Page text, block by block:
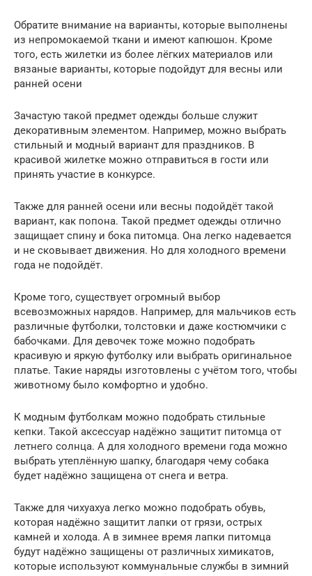
Обратите внимание на варианты, которые выполнены
из непромокаемой ткани и имеют капюшон. Кроме
того, есть жилетки из более лёгких материалов или
вязаные варианты, которые подойдут для весны или
ранней осени
Зачастую такой предмет одежды больше служит
декоративным элементом. Например, можно выбрать
стильный и модный вариант для праздников. В
красивой жилетке можно отправиться в гости или
принять участие в конкурсе.
Также для ранней осени или весны подойдёт такой
вариант, как попона. Такой предмет одежды отлично
защищает спину и бока питомца. Она легко надевается
и не сковывает движения. Но для холодного времени
года не подойдёт.
Кроме того, существует огромный выбор
всевозможных нарядов. Например, для мальчиков есть
различные футболки, толстовки и даже костюмчики с
бабочками. Для девочек тоже можно подобрать
красивую и яркую футболку или выбрать оригинальное
платье. Такие наряды изготовлены с учётом того, чтобы
животному было комфортно и удобно.
К модным футболкам можно подобрать стильные
кепки. Такой аксессуар надёжно защитит питомца от
летнего солнца. А для холодного времени года можно
выбрать утеплённую шапку, благодаря чему собака
будет надёжно защищена от снега и ветра.
Также для чихуахуа легко можно подобрать обувь,
которая надёжно защитит лапки от грязи, острых
камней и холода. А в зимнее время лапки питомца
будут надёжно защищены от различных химикатов,
которые используют коммунальные службы в зимний